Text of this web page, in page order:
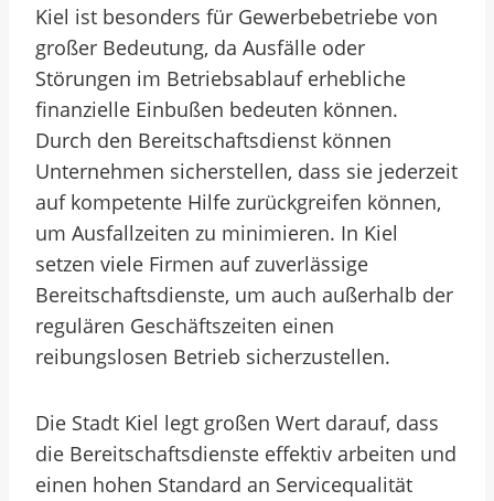
Kiel ist besonders für Gewerbebetriebe von
großer Bedeutung, da Ausfälle oder
Störungen im Betriebsablauf erhebliche
finanzielle Einbußen bedeuten können.
Durch den Bereitschaftsdienst können
Unternehmen sicherstellen, dass sie jederzeit
auf kompetente Hilfe zurückgreifen können,
um Ausfallzeiten zu minimieren. In Kiel
setzen viele Firmen auf zuverlässige
Bereitschaftsdienste, um auch außerhalb der
regulären Geschäftszeiten einen
reibungslosen Betrieb sicherzustellen.
Die Stadt Kiel legt großen Wert darauf, dass
die Bereitschaftsdienste effektiv arbeiten und
einen hohen Standard an Servicequalität